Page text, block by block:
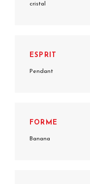
cristal
ESPRIT
Pendant
FORME
Banana